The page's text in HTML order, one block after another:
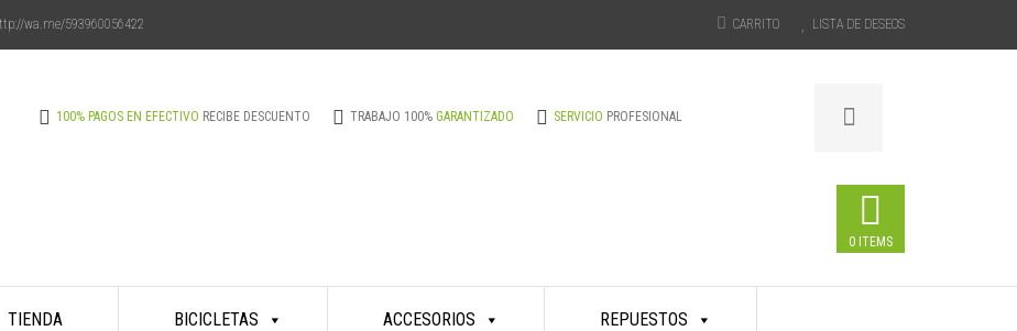
wa.me/593960056422 CARRITO LISTA DE DESEOS
100% PAGOS EN EFECTIVO RECIBE DESCUENTO TRABAJO 100% GARANTIZADO SERVICIO PROFESIONAL
0 ITEMS
TIENDA BICICLETAS ACCESORIOS REPUESTOS
Aprovecha
descuento